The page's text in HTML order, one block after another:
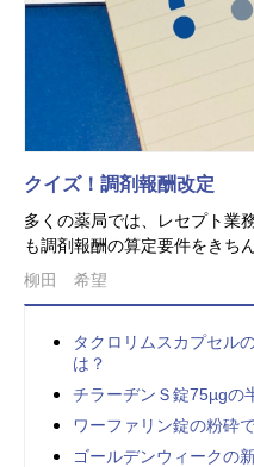
クイズ！調剤報酬改定
多くの薬局では、レセプト業
も調剤報酬の算定要件をきち
柳田 希望
タクロリムスカプセル
は？
チラーヂンＳ錠75µgの
ワーファリン錠の粉砕
ゴールデンウィークの